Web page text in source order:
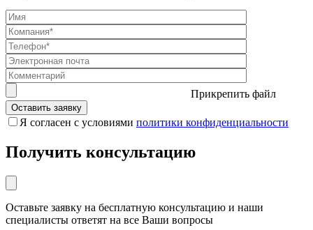
Прикрепить файл
Я согласен с условиями политики конфиденциальности
Получить консультацию
Оставьте заявку на бесплатную консультацию и наши
специалисты ответят на все Ваши вопросы